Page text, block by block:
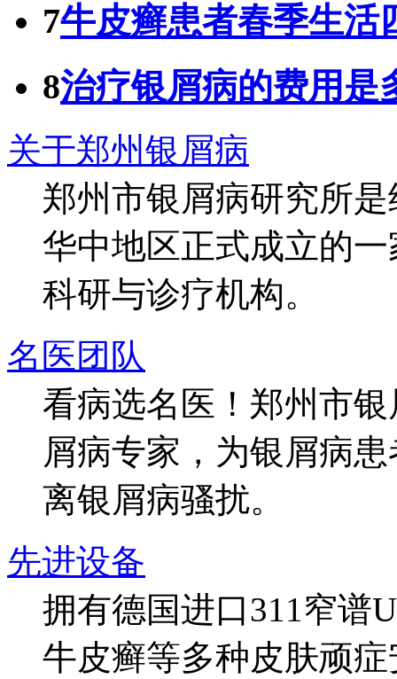
7牛皮癣患者春季生活
8治疗银屑病的费用是
关于郑州银屑病
郑州市银屑病研究所
华中地区正式成立的
科研与诊疗机构。
名医团队
看病选名医！郑州市
屑病专家，为银屑病
离银屑病骚扰。
先进设备
拥有德国进口311窄谱
牛皮癣等多种皮肤顽